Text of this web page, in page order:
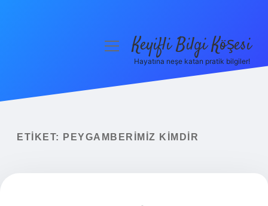
Yasal Uyarı
menüyüKeyifli Bilgi Köşesi
Hayatına neşe katan pratik bilgiler!
ETIKET: PEYGAMBERIMIZ KIMDIR